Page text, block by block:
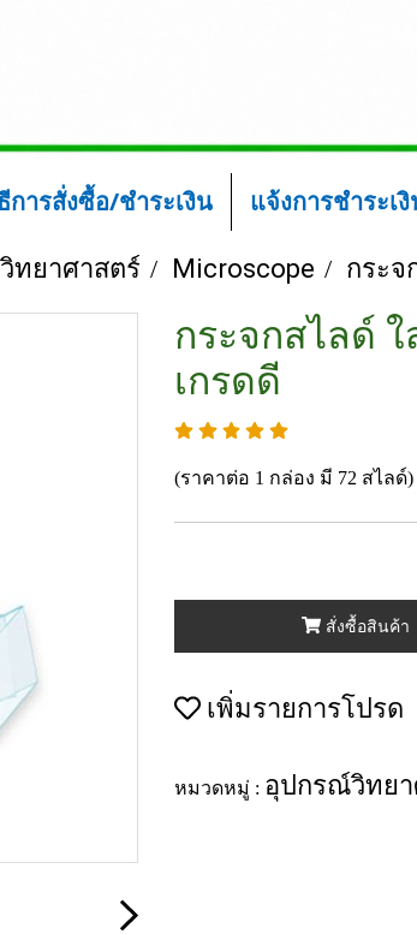
การสั่งซื้อ/ชำระเงิน แจ้งการชำระเ
ทยาศาสตร์ Microscope กระจ
กระจกสไลด์ ใ
เกรดดี
(ราคาต่อ 1 กล่อง มี 72 สไลด์)
สั่งซื้อสินค้า
เพิ่มรายการโปรด
หมวดหมู่ : อุปกรณ์วิทยา